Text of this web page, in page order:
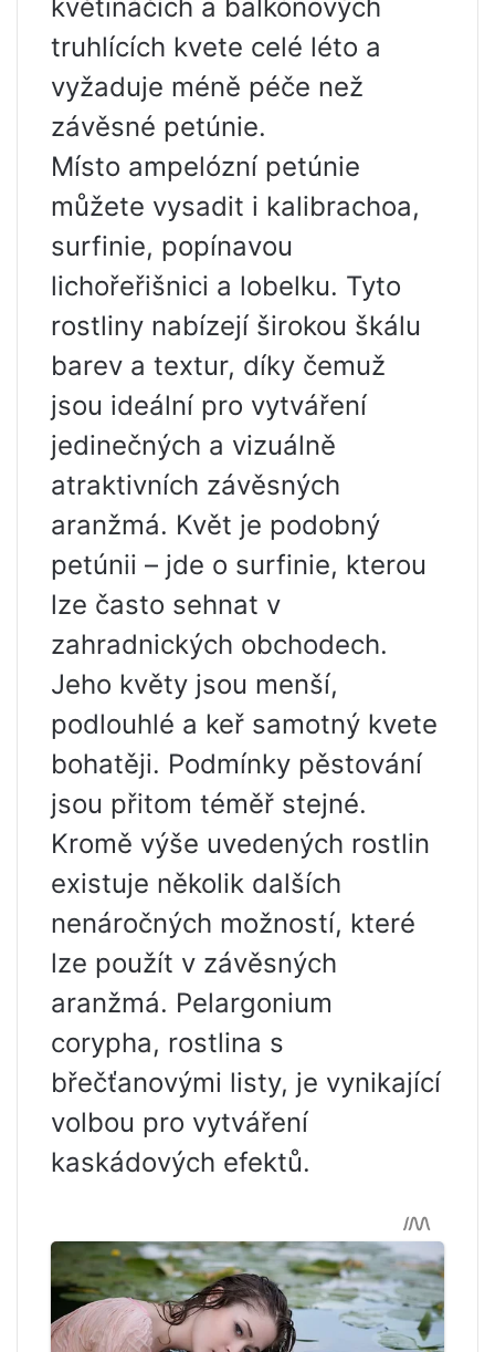
květináčích a balkónových
truhlících kvete celé léto a
vyžaduje méně péče než
závěsné petúnie.
Místo ampelózní petúnie
můžete vysadit i kalibrachoa,
surfinie, popínavou
lichořeřišnici a lobelku. Tyto
rostliny nabízejí širokou škálu
barev a textur, díky čemuž
jsou ideální pro vytváření
jedinečných a vizuálně
atraktivních závěsných
aranžmá. Květ je podobný
petúnii – jde o surfinie, kterou
lze často sehnat v
zahradnických obchodech.
Jeho květy jsou menší,
podlouhlé a keř samotný kvete
bohatěji. Podmínky pěstování
jsou přitom téměř stejné.
Kromě výše uvedených rostlin
existuje několik dalších
nenáročných možností, které
lze použít v závěsných
aranžmá. Pelargonium
corypha, rostlina s
břečťanovými listy, je vynikající
volbou pro vytváření
kaskádových efektů.